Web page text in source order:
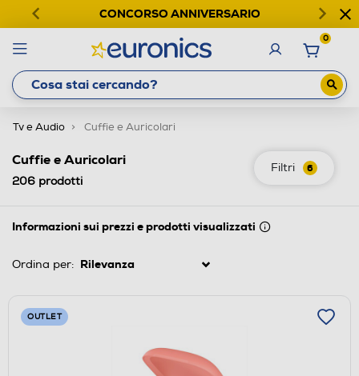
CONCORSO ANNIVERSARIO
0
Tv e Audio Cuffie e Auricolari
Filtri 6
Cuffie e Auricolari
206 prodotti
Informazioni sui prezzi e prodotti visualizzati
Ordina per:
OUTLET